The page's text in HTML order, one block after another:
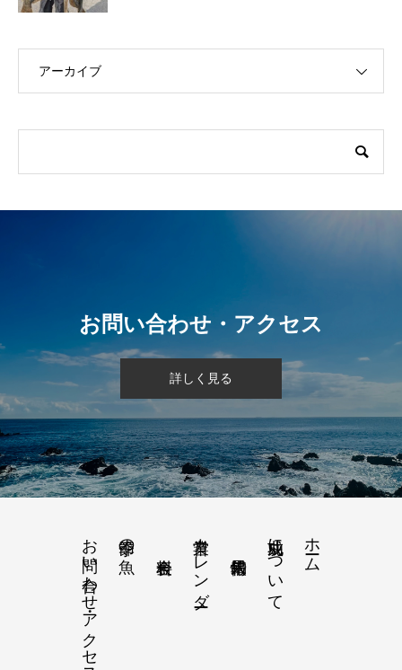
アーカイブ
お問い合わせ・アクセス
詳しく見る
ホーム
功成丸について
営業カレンダー
季節の魚
お問い合わせ・アクセス